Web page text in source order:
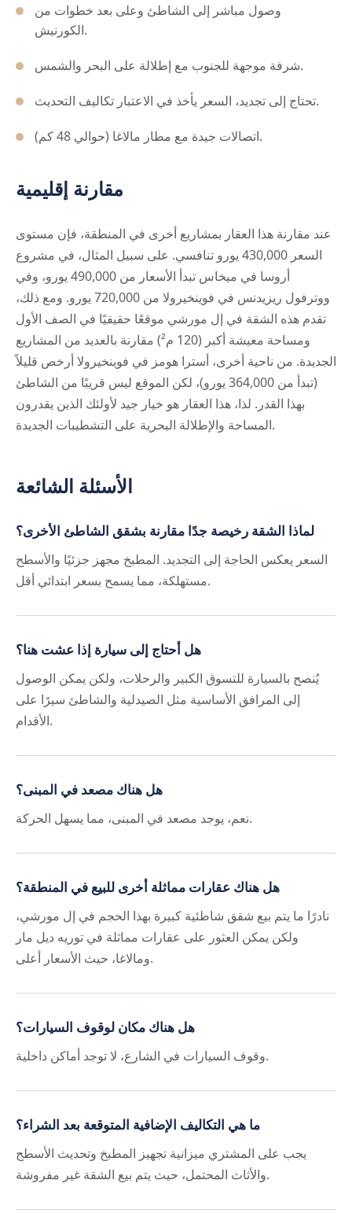
وصول مباشر إلى الشاطئ وعلى بعد خطوات من
الكورنيش.
شرفة موجهة للجنوب مع إطلالة على البحر والشمس.
تحتاج إلى تجديد، السعر يأخذ في الاعتبار تكاليف التحديث.
اتصالات جيدة مع مطار مالاغا (حوالي 48 كم).
مقارنة إقليمية
عند مقارنة هذا العقار بمشاريع أخرى في المنطقة، فإن مستوى
السعر 430,000 يورو تنافسي. على سبيل المثال، في مشروع
أروسا في ميخاس تبدأ الأسعار من 490,000 يورو، وفي
ووترفول ريزيدنس في فوينخيرولا من 720,000 يورو. ومع ذلك،
تقدم هذه الشقة في إل مورشي موقعًا حقيقيًا في الصف الأول
ومساحة معيشة أكبر (120 م²) مقارنة بالعديد من المشاريع
الجديدة. من ناحية أخرى، أسترا هومز في فوينخيرولا أرخص قليلاً
(تبدأ من 364,000 يورو)، لكن الموقع ليس قريبًا من الشاطئ
بهذا القدر. لذا، هذا العقار هو خيار جيد لأولئك الذين يقدرون
المساحة والإطلالة البحرية على التشطيبات الجديدة.
الأسئلة الشائعة
لماذا الشقة رخيصة جدًا مقارنة بشقق الشاطئ الأخرى؟
السعر يعكس الحاجة إلى التجديد. المطبخ مجهز جزئيًا والأسطح
مستهلكة، مما يسمح بسعر ابتدائي أقل.
هل أحتاج إلى سيارة إذا عشت هنا؟
يُنصح بالسيارة للتسوق الكبير والرحلات، ولكن يمكن الوصول
إلى المرافق الأساسية مثل الصيدلية والشاطئ سيرًا على
الأقدام.
هل هناك مصعد في المبنى؟
نعم، يوجد مصعد في المبنى، مما يسهل الحركة.
هل هناك عقارات مماثلة أخرى للبيع في المنطقة؟
نادرًا ما يتم بيع شقق شاطئية كبيرة بهذا الحجم في إل مورشي،
ولكن يمكن العثور على عقارات مماثلة في توريه ديل مار
ومالاغا، حيث الأسعار أعلى.
هل هناك مكان لوقوف السيارات؟
وقوف السيارات في الشارع، لا توجد أماكن داخلية.
ما هي التكاليف الإضافية المتوقعة بعد الشراء؟
يجب على المشتري ميزانية تجهيز المطبخ وتحديث الأسطح
والأثاث المحتمل، حيث يتم بيع الشقة غير مفروشة.